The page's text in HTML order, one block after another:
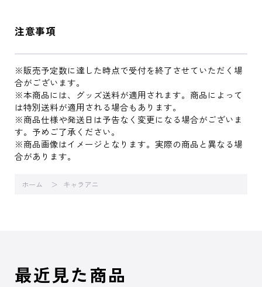
注意事項
※販売予定数に達した時点で受付を終了させていただく場
合がございます。
※本商品には、グッズ送料が適用されます。商品によって
は特別送料が適用される場合もあります。
※商品仕様や発送日は予告なく変更になる場合がございま
す。予めご了承ください。
※商品画像はイメージとなります。実際の商品と異なる場
合があります。
ホーム キャラアニ
最近見た商品